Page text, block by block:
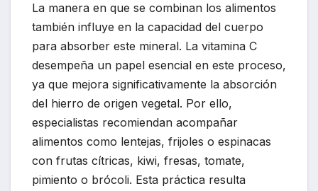
La manera en que se combinan los alimentos
también influye en la capacidad del cuerpo
para absorber este mineral. La vitamina C
desempeña un papel esencial en este proceso,
ya que mejora significativamente la absorción
del hierro de origen vegetal. Por ello,
especialistas recomiendan acompañar
alimentos como lentejas, frijoles o espinacas
con frutas cítricas, kiwi, fresas, tomate,
pimiento o brócoli. Esta práctica resulta